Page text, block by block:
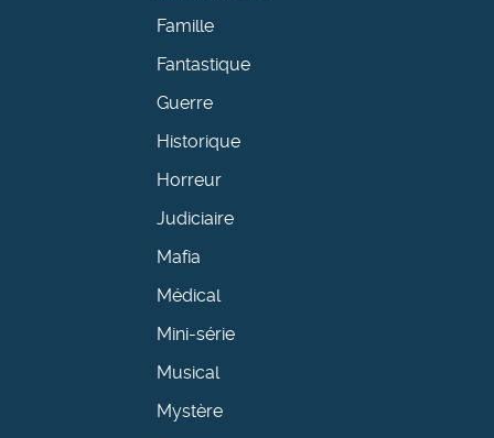
Famille
Fantastique
Guerre
Historique
Horreur
Judiciaire
Mafia
Médical
Mini-série
Musical
Mystère